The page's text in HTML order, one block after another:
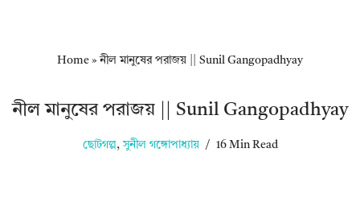
Home »নীল মানুষের পরাজয় || Sunil Gangopadhyay
নীল মানুষের পরাজয় || Sunil Gangopadhyay
ছোটগল্প , সুনীল গঙ্গোপাধ্যায় 16 Min Read